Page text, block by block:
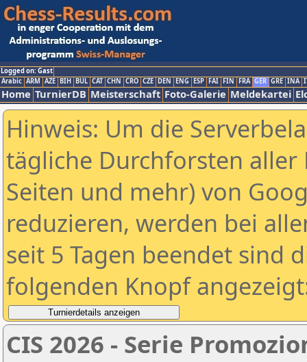
Logged on: Gast
Arabic ARM AZE BIH BUL CAT CHN CRO CZE DEN ENG ESP FAI FIN FRA GER GRE INA
Home TurnierDB Meisterschaft Foto-Galerie Meldekartei
Hinweis: Um die
tägliche Durchforsten aller
Seiten und mehr) von
reduzieren, werden bei
seit 5 Tagen beendet sind
folgenden Knopf
CIS 2026 - Serie